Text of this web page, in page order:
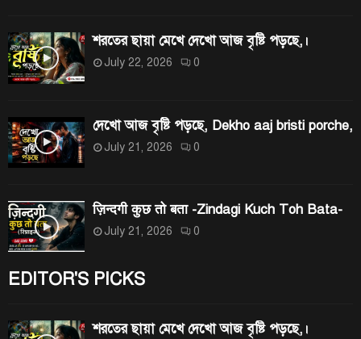
শরতের ছায়া মেখে দেখো আজ বৃষ্টি পড়ছে,।
July 22, 2026 0
দেখো আজ বৃষ্টি পড়ছে, Dekho aaj bristi porche,
July 21, 2026 0
ज़िन्दगी कुछ तो बता -Zindagi Kuch Toh Bata-
July 21, 2026 0
EDITOR'S PICKS
শরতের ছায়া মেখে দেখো আজ বৃষ্টি পড়ছে,।